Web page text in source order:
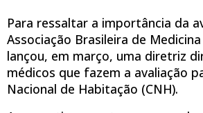
Para ressaltar a importância da
Associação Brasileira de
lançou, em março, uma diretriz
médicos que fazem a avaliação
Nacional de Habitação (CNH).